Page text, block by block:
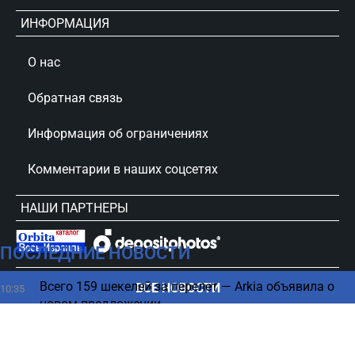
ПОСЛЕДНИЕ НОВОСТИ
10:35
Всего 159 шекелей за перелет — Arkia объявила о
новом предложении
ВСЕ НОВОСТИ
ИНФОРМАЦИЯ
О нас
Обратная связь
Информация об ограничениях
Комментарии в наших соцсетях
НАШИ ПАРТНЕРЫ
сursorinfo.co.il © Все права защищены